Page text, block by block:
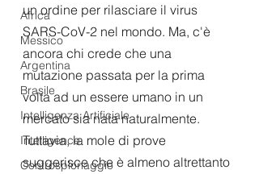
Africa
Messico
Argentina
Brasile
Intelligenza Artificiale
Intelligence
Controspionaggio
un ordine per rilasciare il virus
SARS-CoV-2 nel mondo. Ma, c'è
ancora chi crede che una
mutazione passata per la prima
volta ad un essere umano in un
mercato sia nata naturalmente.
Tuttavia, la mole di prove
suggerisce che è almeno altrettanto